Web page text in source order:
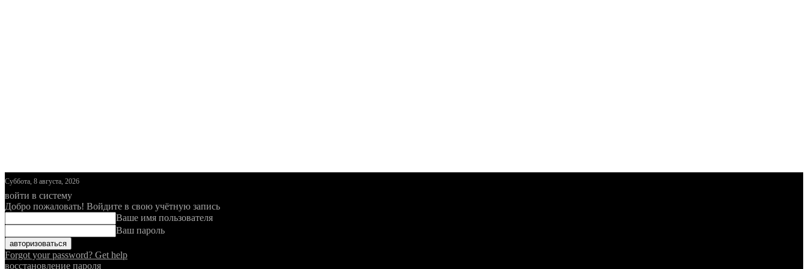
Суббота, 8 августа, 2026
войти в систему
Добро пожаловать! Войдите в свою учётную запись
Ваше имя пользователя
Ваш пароль
Forgot your password? Get help
восстановление пароля